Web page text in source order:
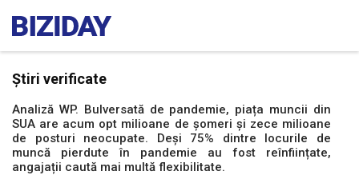
Știri verificate
Analiză WP. Bulversată de pandemie, piața muncii din
SUA are acum opt milioane de șomeri și zece milioane
de posturi neocupate. Deși 75% dintre locurile de
muncă pierdute în pandemie au fost reînființate,
angajații caută mai multă flexibilitate.